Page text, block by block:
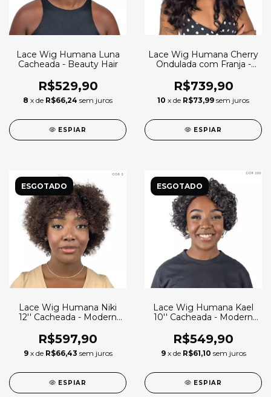
Lace Wig Humana Luna
Cacheada - Beauty Hair
R$529,90
8 x de R$66,24 sem juros
ESPIAR
Lace Wig Humana Cherry
Ondulada com Franja -
R$739,90
10 x de R$73,99 sem juros
ESPIAR
ESGOTADO
Lace Wig Humana Niki
12'' Cacheada - Modern
R$597,90
9 x de R$66,43 sem juros
ESPIAR
ESGOTADO
Lace Wig Humana Kael
10'' Cacheada - Modern
R$549,90
9 x de R$61,10 sem juros
ESPIAR